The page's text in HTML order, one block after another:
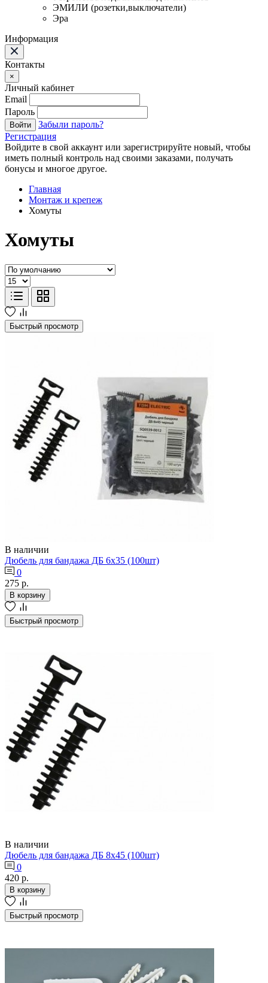
ЭМИЛИ (розетки,выключатели)
Эра
Информация
Контакты
×
Личный кабинет
Email
Пароль
Войти
Забыли пароль?
Регистрация
Войдите в свой аккаунт или зарегистрируйте новый, чтобы
иметь полный контроль над своими заказами, получать
бонусы и многое другое.
Главная
Монтаж и крепеж
Хомуты
Хомуты
Быстрый просмотр
В наличии
Дюбель для бандажа ДБ 6х35 (100шт)
0
275 р.
В корзину
Быстрый просмотр
В наличии
Дюбель для бандажа ДБ 8х45 (100шт)
0
420 р.
В корзину
Быстрый просмотр